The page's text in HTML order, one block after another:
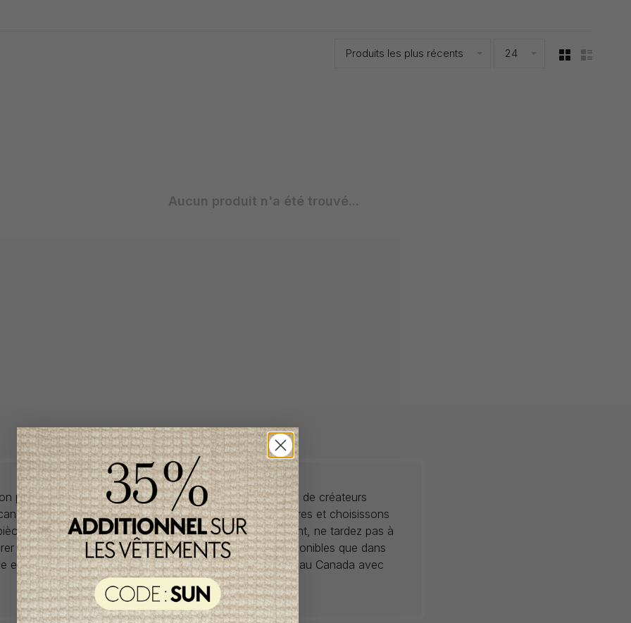
Produits les plus récents 24
Aucun produit n'a été trouvé...
propose des collections pour de vêtements pour bébés de créateurs
à prix imbattables. Nous dénichons les perles rares et choisissons
de saisons en saisons. Si un vêtement vous convient, ne tardez pas à
car la plupart du temps, les articles offerts ne sont disponibles que dans
et en un seul exemplaire. Profitez de la livraison gratuite au Canada avec
tout achat de 100$ et plus avant taxes.